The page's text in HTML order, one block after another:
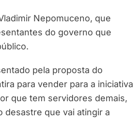
Nepomuceno, que
do governo que
pela proposta do
para vender para a iniciativa
que tem servidores demais,
desastre que vai atingir a